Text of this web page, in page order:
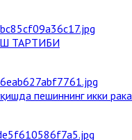
ТАРТИБИ
пешиннинг икки